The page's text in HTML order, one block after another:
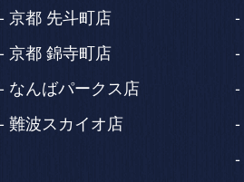
京都 先斗町店
京都 錦寺町店
なんばパークス店
難波スカイオ店